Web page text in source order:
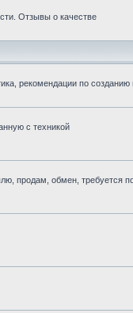
Отзывы о качестве
рекомендации по созданию
с техникой
продам, обмен, требуется